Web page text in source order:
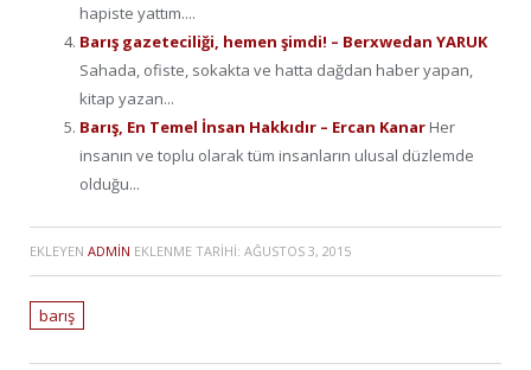
hapiste yattım....
Barış gazeteciliği, hemen şimdi! – Berxwedan YARUK
Sahada, ofiste, sokakta ve hatta dağdan haber yapan,
kitap yazan...
Barış, En Temel İnsan Hakkıdır – Ercan Kanar Her
insanın ve toplu olarak tüm insanların ulusal düzlemde
olduğu...
EKLEYEN ADMIN EKLENME TARIHI: AĞUSTOS 3, 2015
barış